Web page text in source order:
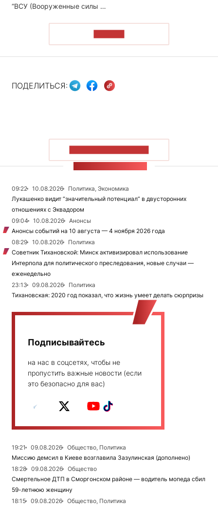
“ВСУ (Вооруженные силы …
ПОДЕЛИТЬСЯ:
09:22 10.08.2026
Политика, Экономика
Лукашенко видит “значительный потенциал” в двусторонних
отношениях с Эквадором
09:04
10.08.2026
Анонсы
Анонсы событий на 10 августа — 4 ноября 2026 года
08:29
10.08.2026
Политика
Советник Тихановской: Минск активизировал использование
Интерпола для политического преследования, новые случаи —
еженедельно
23:13
09.08.2026
Политика
Тихановская: 2020 год показал, что жизнь умеет делать сюрпризы
Подписывайтесь
на нас в соцсетях, чтобы не
пропустить важные новости (если
это безопасно для вас)
19:21 09.08.2026
Общество, Политика
Миссию демсил в Киеве возглавила Зазулинская (дополнено)
18:28
09.08.2026
Общество
Смертельное ДТП в Сморгонском районе — водитель мопеда сбил
59-летнюю женщину
18:15
09.08.2026
Общество, Политика